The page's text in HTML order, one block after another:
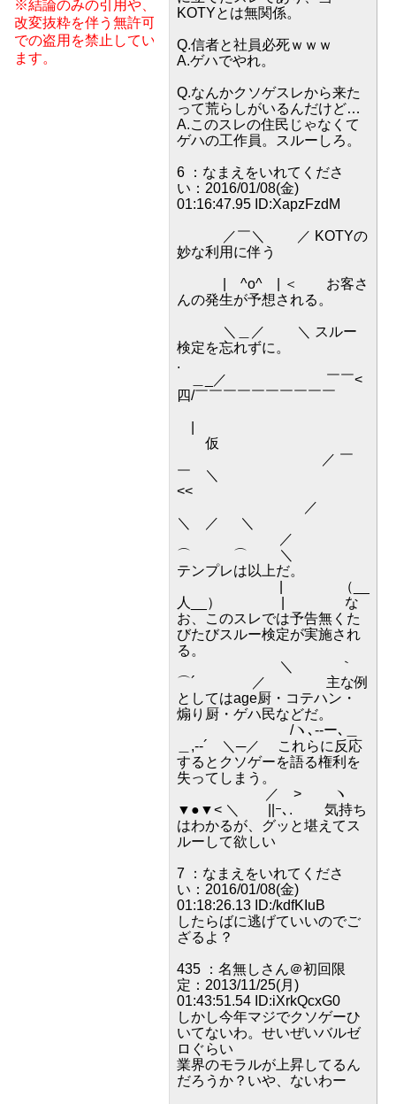
※結論のみの引用や、
改変抜粋を伴う無許可
での盗用を禁止してい
ます。
KOTYとは無関係。
Q.信者と社員必死ｗｗｗ
A.ゲハでやれ。
Q.なんかクソゲスレから来た
って荒らしがいるんだけど…
A.このスレの住民じゃなくて
ゲハの工作員。スルーしろ。
6 ：なまえをいれてくださ
い：2016/01/08(金)
01:16:47.95 ID:XapzFzdM
／￣＼ ／ KOTYの
妙な利用に伴う
| ^o^ | ＜ お客さ
んの発生が予想される。
＼＿／ ＼ スルー
検定を忘れずに。
.
＿_／ ￣￣<
四/￣￣￣￣￣￣￣￣￣￣
仮
／ ￣
￣ ＼
<<
／
＼ ／ ＼
／
⌒ ⌒ ＼
テンプレは以上だ。
| （__
人__） | な
お、このスレでは予告無くた
びたびスルー検定が実施され
る。
＼ ｀
⌒´ ／ 主な例
としてはage厨・コテハン・
煽り厨・ゲハ民などだ。
/ヽ､--ー､＿
＿,-‐´ ＼─／ これらに反応
するとクソゲーを語る権利を
失ってしまう。
／ > ヽ
▼●▼< ＼ ||ｰ､. 気持ち
はわかるが、グッと堪えてス
ルーして欲しい
7 ：なまえをいれてくださ
い：2016/01/08(金)
01:18:26.13 ID:/kdfKIuB
したらばに逃げていいのでご
ざるよ？
435 ：名無しさん＠初回限
定：2013/11/25(月)
01:43:51.54 ID:iXrkQcxG0
しかし今年マジでクソゲーひ
いてないわ。せいぜいバルゼ
ロぐらい
業界のモラルが上昇してるん
だろうか？いや、ないわー